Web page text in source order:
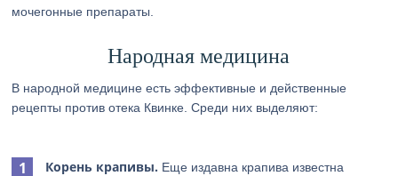
мочегонные препараты.
Народная медицина
В народной медицине есть эффективные и действенные
рецепты против отека Квинке. Среди них выделяют:
Корень крапивы. Еще издавна крапива известна